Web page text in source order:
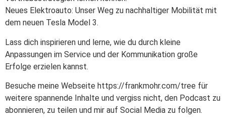
Neues Elektroauto: Unser Weg zu nachhaltiger Mobilität mit
dem neuen Tesla Model 3.
Lass dich inspirieren und lerne, wie du durch kleine
Anpassungen im Service und der Kommunikation große
Erfolge erzielen kannst.
Besuche meine Webseite https://frankmohr.com/tree für
weitere spannende Inhalte und vergiss nicht, den Podcast zu
abonnieren, zu teilen und mir auf Social Media zu folgen.